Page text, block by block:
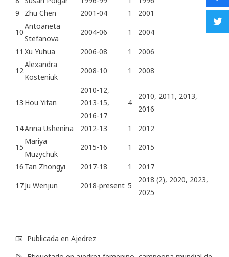
9
Zhu Chen 2001-04 1
2001
10
Antoaneta
Stefanova
2004-06 1
2004
11 Xu Yuhua 2006-08 1
2006
12
Alexandra
Kosteniuk
2008-10 1 2008
13 Hou Yifan
2010-12,
2013-15,
2016-17
4
2010, 2011, 2013,
2016
14Anna Ushenina 2012-13 1
2012
15
Mariya
Muzychuk
2015-16 1
2015
16 Tan Zhongyi 2017-18 1
2017
17Ju Wenjun 2018-present 5
2018 (2), 2020, 2023,
2025
Publicada en Ajedrez